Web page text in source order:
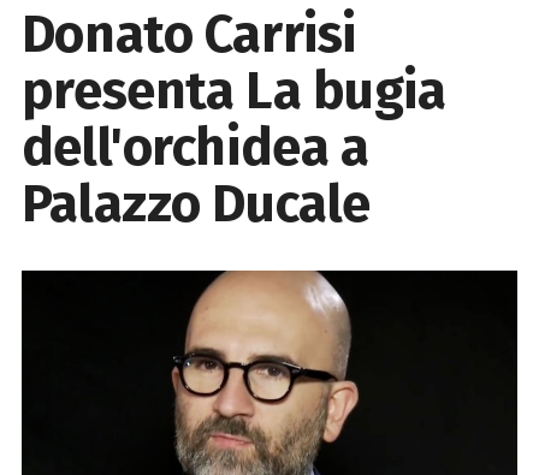
Donato Carrisi
presenta La bugia
dell'orchidea a
Palazzo Ducale